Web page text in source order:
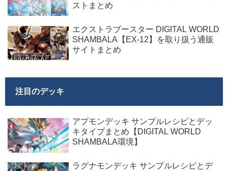
ストまとめ
エクストラブースター DIGITAL WORLD
SHAMBALA【EX-12】を取り扱う通販
サイトまとめ
注目のデッキ
アプモンデッキ サンプルレシピとデッ
キタイプまとめ【DIGITAL WORLD
SHAMBALA環境】
ラグナモンデッキ サンプルレシピとデ